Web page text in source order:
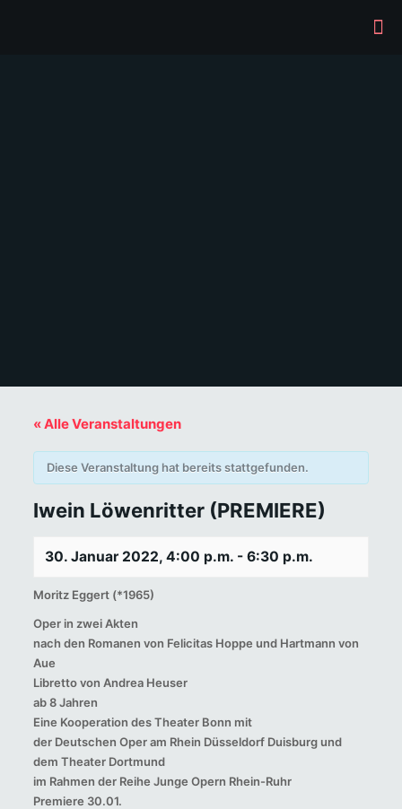
« Alle Veranstaltungen
Diese Veranstaltung hat bereits stattgefunden.
Iwein Löwenritter (PREMIERE)
30. Januar 2022, 4:00 p.m.- 6:30 p.m.
Moritz Eggert (*1965)
Oper in zwei Akten
nach den Romanen von Felicitas Hoppe und Hartmann von
Aue
Libretto von Andrea Heuser
ab 8 Jahren
Eine Kooperation des Theater Bonn mit
der Deutschen Oper am Rhein Düsseldorf Duisburg und
dem Theater Dortmund
im Rahmen der Reihe Junge Opern Rhein-Ruhr
Premiere 30.01.